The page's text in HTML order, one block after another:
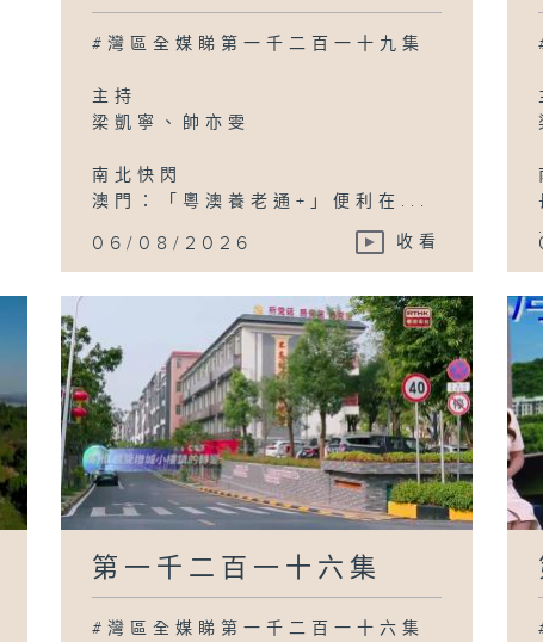
#灣區全媒睇第一千二百一十九集
主持
梁凱寧、帥亦雯
南北快閃
澳門：「粵澳養老通+」便利在...
06/08/2026 收看
第一千二百一十六集
#灣區全媒睇第一千二百一十六集